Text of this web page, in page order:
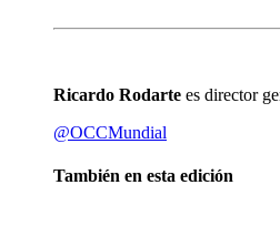
Ricardo Rodarte es director
@OCCMundial
También en esta edición